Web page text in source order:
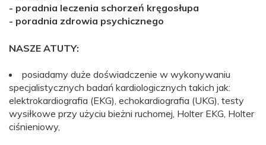
- poradnia leczenia schorzeń kręgosłupa
- poradnia zdrowia psychicznego
NASZE ATUTY:
posiadamy duże doświadczenie w wykonywaniu
specjalistycznych badań kardiologicznych takich jak:
elektrokardiografia (EKG), echokardiografia (UKG), testy
wysiłkowe przy użyciu bieżni ruchomej, Holter EKG, Holter
ciśnieniowy,